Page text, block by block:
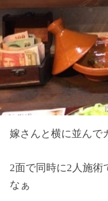
嫁さんと横に並んで
2面で同時に2人施術
なぁ